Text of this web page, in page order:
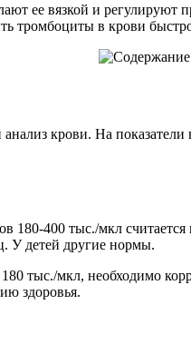
ее вязкой и регулируют
тромбоциты в крови
крови. На
180-400 тыс./мкл
У детей другие нормы.
тыс./мкл, необходимо
здоровья.